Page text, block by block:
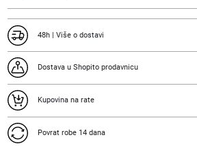
48h | Više o dostavi
Dostava u Shopito prodavnicu
Kupovina na rate
Povrat robe 14 dana